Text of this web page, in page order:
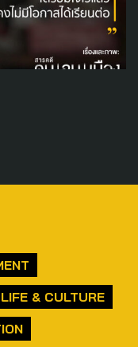
LIFE & CULTURE